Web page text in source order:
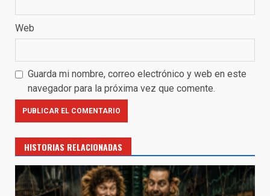
Web
Guarda mi nombre, correo electrónico y web en este
navegador para la próxima vez que comente.
HISTORIAS RELACIONADAS